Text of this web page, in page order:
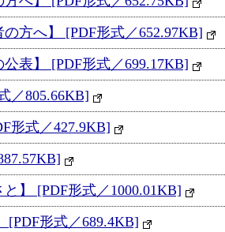
方へ】 [PDF形式／652.97KB]
表】 [PDF形式／699.17KB]
／805.66KB]
式／427.9KB]
】 [PDF形式／1000.01KB]
形式／689.4KB]